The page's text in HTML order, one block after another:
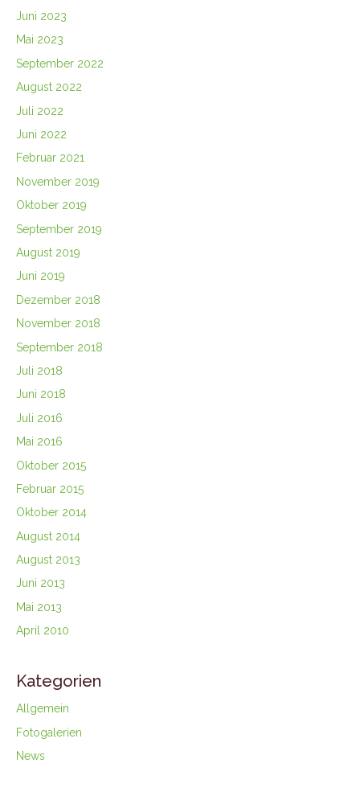
Juni 2023
Mai 2023
September 2022
August 2022
Juli 2022
Juni 2022
Februar 2021
November 2019
Oktober 2019
September 2019
August 2019
Juni 2019
Dezember 2018
November 2018
September 2018
Juli 2018
Juni 2018
Juli 2016
Mai 2016
Oktober 2015
Februar 2015
Oktober 2014
August 2014
August 2013
Juni 2013
Mai 2013
April 2010
Kategorien
Allgemein
Fotogalerien
News